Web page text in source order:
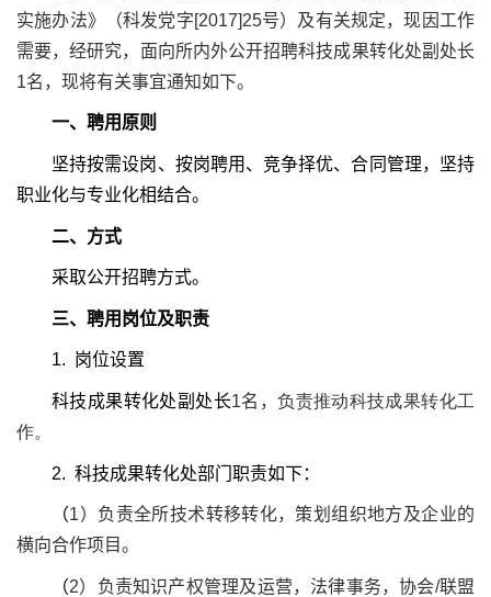
实施办法》（科发党字[2017]25号）及有关规定，现因工作
需要，经研究，面向所内外公开招聘科技成果转化处副处长
1名，现将有关事宜通知如下。
一、聘用原则
坚持按需设岗、按岗聘用、竞争择优、合同管理，坚持
职业化与专业化相结合。
二、方式
采取公开招聘方式。
三、聘用岗位及职责
1. 岗位设置
科技成果转化处副处长1名，负责推动科技成果转化工
作。
2. 科技成果转化处部门职责如下：
（1）负责全所技术转移转化，策划组织地方及企业的
横向合作项目。
（2）负责知识产权管理及运营，法律事务，协会/联盟